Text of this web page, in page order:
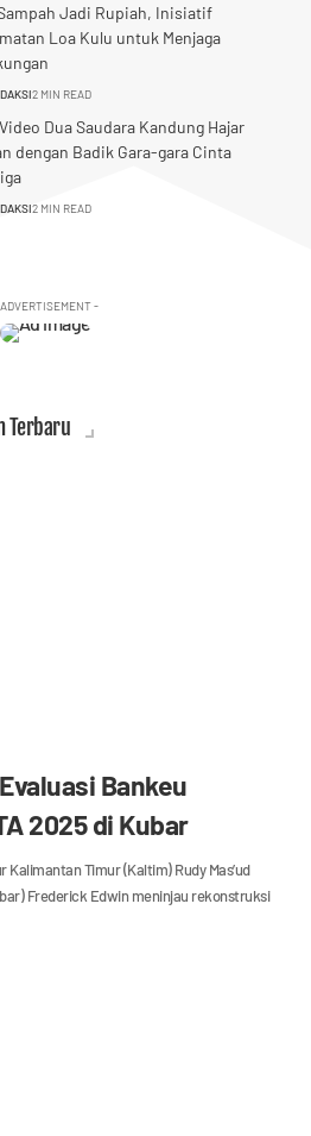
Jadi Rupiah, Inisiatif
Loa Kulu untuk Menjaga
2 MIN READ
Dua Saudara Kandung Hajar
dengan Badik Gara-gara Cinta
2 MIN READ
-
Terbaru
Bankeu
2025 di Kubar
Timur (Kaltim) Rudy Mas’ud
Frederick Edwin meninjau rekonstruksi